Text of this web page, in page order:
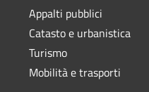
Appalti pubblici
Catasto e urbanistica
Turismo
Mobilità e trasporti